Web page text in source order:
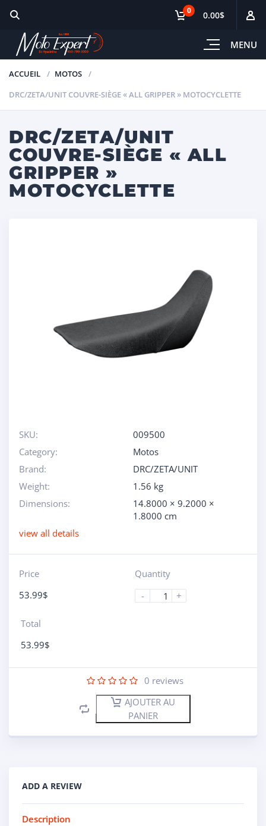
MENU
0 0.00$
ACCUEIL
MOTOS
DRC/ZETA/UNIT COUVRE-SIÈGE « ALL GRIPPER » MOTOCYCLETTE
DRC/ZETA/UNIT
COUVRE-SIÈGE « ALL
GRIPPER »
MOTOCYCLETTE
SKU:
009500
Category:
Motos
Brand:
DRC/ZETA/UNIT
Weight:
1.56 kg
Dimensions:
14.8000 × 9.2000 ×
1.8000 cm
view all details
Price
53.99$
Quantity
-
+
Total
53.99$
0 reviews
AJOUTER AU
PANIER
ADD A REVIEW
Description